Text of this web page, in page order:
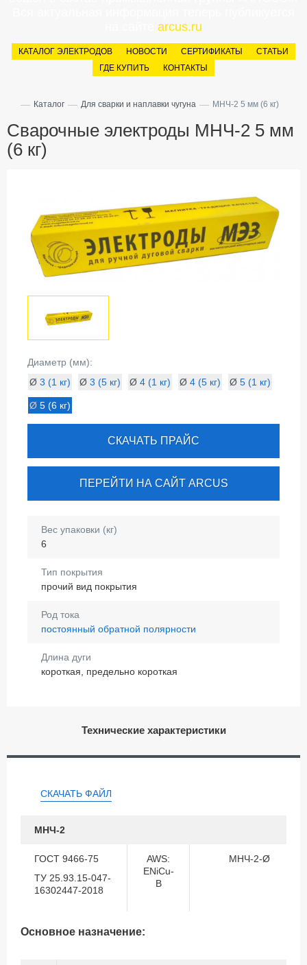
arcus.ru
КАТАЛОГ ЭЛЕКТРОДОВ НОВОСТИ СЕРТИФИКАТЫ
СТАТЬИ
ГДЕ КУПИТЬ
КОНТАКТЫ
— Каталог — Для сварки и наплавки чугуна — МНЧ-2 5 мм (6 кг)
Сварочные электроды МНЧ-2 5 мм
(6 кг)
Диаметр (мм):
Ø 3 (1 кг) Ø 3 (5 кг) Ø 4 (1 кг) Ø 4 (5 кг) Ø 5 (1 кг)
Ø 5 (6 кг)
СКАЧАТЬ ПРАЙС
ПЕРЕЙТИ НА САЙТ ARCUS
Вес упаковки (кг)
6
Тип покрытия
прочий вид покрытия
Род тока
постоянный обратной полярности
Длина дуги
короткая, предельно короткая
Технические характеристики
СКАЧАТЬ ФАЙЛ
МНЧ-2
ГОСТ 9466-75
ТУ 25.93.15-047-
16302447-2018
AWS:
ENiCu-
B
МНЧ-2-Ø
Основное назначение: